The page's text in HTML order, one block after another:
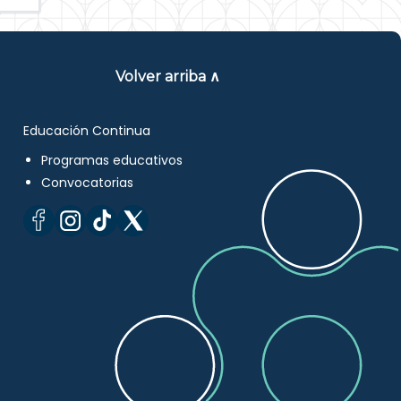
Volver arriba ∧
Educación Continua
Programas educativos
Convocatorias